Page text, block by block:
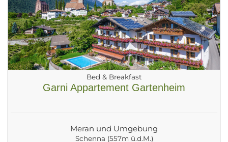
Bed & Breakfast
Garni Appartement Gartenheim
Meran und Umgebung
Schenna (557m ü.d.M.)